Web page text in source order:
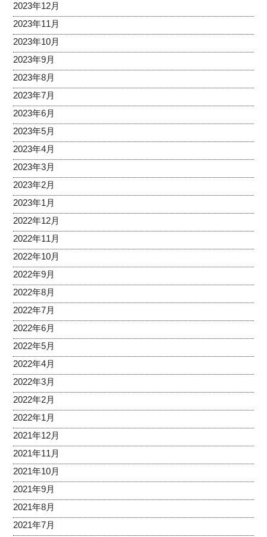
2023年12月
2023年11月
2023年10月
2023年9月
2023年8月
2023年7月
2023年6月
2023年5月
2023年4月
2023年3月
2023年2月
2023年1月
2022年12月
2022年11月
2022年10月
2022年9月
2022年8月
2022年7月
2022年6月
2022年5月
2022年4月
2022年3月
2022年2月
2022年1月
2021年12月
2021年11月
2021年10月
2021年9月
2021年8月
2021年7月